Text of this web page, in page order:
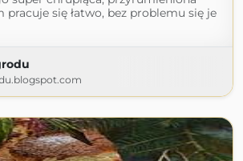
pracuje się łatwo, bez problemu się je